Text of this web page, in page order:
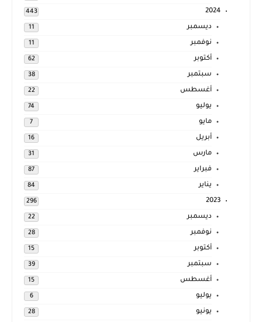
2024
443
ديسمبر 11
نوفمبر 11
أكتوبر 62
سبتمبر 38
أغسطس 22
يوليو 74
مايو 7
أبريل 16
مارس 31
فبراير 87
يناير 84
2023
296
ديسمبر 22
نوفمبر 28
أكتوبر 15
سبتمبر 39
أغسطس 15
يوليو 6
يونيو 28